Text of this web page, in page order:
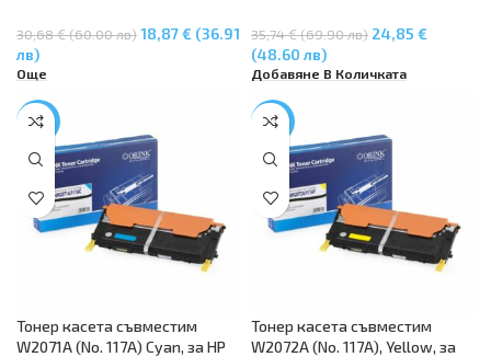
M227fdn/M227fdw/M227sdn –
HP 30X (3.5K) CF230X
30,68 € (60.00 лв)18,87 € (36.91
лв)
Още
150nw, HP Color Laser MFP
178nw, HP Color Laser MFP
179fnw
35,74 € (69.90 лв) 24,85 €
(48.60 лв)
Добавяне В Количката
-32%
Тонер касета съвместим
W2071A (No. 117A) Cyan, за HP
-32%
Тонер касета съвместим
W2072A (No. 117A), Yellow, за